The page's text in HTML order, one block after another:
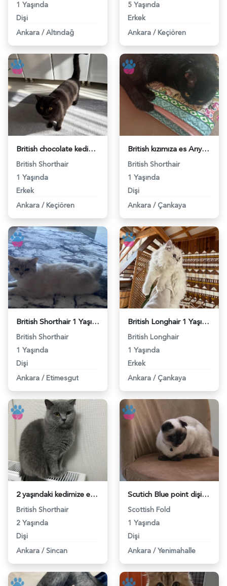
1 Yaşında
Dişi
Ankara / Altındağ
5 Yaşında
Erkek
Ankara / Keçiören
British chocolate kedimize eş arıyoruz - 118984333
British Shorthair
1 Yaşında
Erkek
Ankara / Keçiören
British kızımıza es Arıyorum 1 Yaşında - 118984341
British Shorthair
1 Yaşında
Dişi
Ankara / Çankaya
British Shorthair 1 Yaşında Dişi - 118984324
British Shorthair
1 Yaşında
Dişi
Ankara / Etimesgut
British Longhair 1 Yaşında Eş Arıyor - 118984325
British Longhair
1 Yaşında
Erkek
Ankara / Çankaya
2 yaşındaki kedimize eş arıyoruz - 118984258
British Shorthair
2 Yaşında
Dişi
Ankara / Sincan
Scutich Blue point dişi kedimize eş arıyoruz - 118984285
Scottish Fold
1 Yaşında
Dişi
Ankara / Yenimahalle